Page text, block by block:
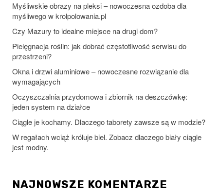
Myśliwskie obrazy na pleksi – nowoczesna ozdoba dla
myśliwego w krolpolowania.pl
Czy Mazury to idealne miejsce na drugi dom?
Pielęgnacja roślin: jak dobrać częstotliwość serwisu do
przestrzeni?
Okna i drzwi aluminiowe – nowoczesne rozwiązanie dla
wymagających
Oczyszczalnia przydomowa i zbiornik na deszczówkę:
jeden system na działce
Ciągle je kochamy. Dlaczego taborety zawsze są w modzie?
W regałach wciąż króluje biel. Zobacz dlaczego biały ciągle
jest modny.
NAJNOWSZE KOMENTARZE